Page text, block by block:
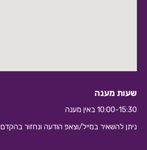
שעות מענה
10:00-15:30 באין מענה
ניתן להשאיר במייל/וצאפ הודעה ונחזור בהקדם